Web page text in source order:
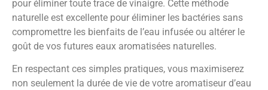
pour éliminer toute trace de vinaigre. Cette méthode
naturelle est excellente pour éliminer les bactéries sans
compromettre les bienfaits de l’eau infusée ou altérer le
goût de vos futures eaux aromatisées naturelles.
En respectant ces simples pratiques, vous maximiserez
non seulement la durée de vie de votre aromatiseur d’eau